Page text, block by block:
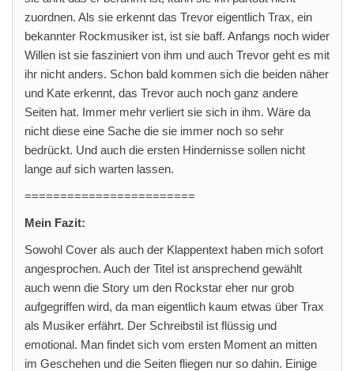
zuordnen. Als sie erkennt das Trevor eigentlich Trax, ein
bekannter Rockmusiker ist, ist sie baff. Anfangs noch wider
Willen ist sie fasziniert von ihm und auch Trevor geht es mit
ihr nicht anders. Schon bald kommen sich die beiden näher
und Kate erkennt, das Trevor auch noch ganz andere
Seiten hat. Immer mehr verliert sie sich in ihm. Wäre da
nicht diese eine Sache die sie immer noch so sehr
bedrückt. Und auch die ersten Hindernisse sollen nicht
lange auf sich warten lassen.
========================
Mein Fazit:
Sowohl Cover als auch der Klappentext haben mich sofort
angesprochen. Auch der Titel ist ansprechend gewählt
auch wenn die Story um den Rockstar eher nur grob
aufgegriffen wird, da man eigentlich kaum etwas über Trax
als Musiker erfährt. Der Schreibstil ist flüssig und
emotional. Man findet sich vom ersten Moment an mitten
im Geschehen und die Seiten fliegen nur so dahin. Einige